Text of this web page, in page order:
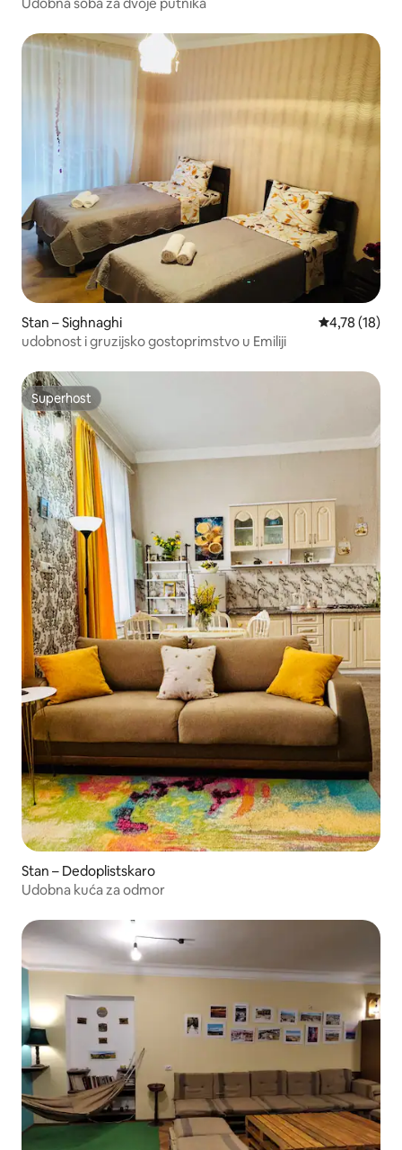
Udobna soba za dvoje putnika
Stan – Sighnaghi Prosječna
4,78 (18)
udobnost i gruzijsko gostoprimstvo u Emiliji
Superhost
Superhost
Stan – Dedoplistskaro
Udobna kuća za odmor